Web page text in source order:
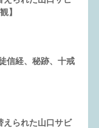
】
信経、秘跡、十戒
えられた山口サビ